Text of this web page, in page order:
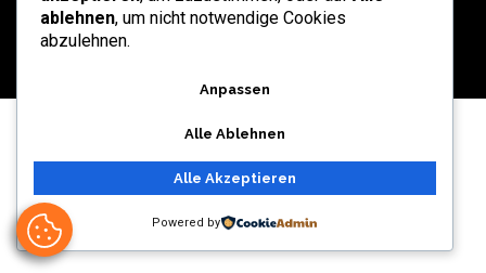
Kontakt Redaktion Rechtliche Hinweise
ablehnen, um nicht notwendige Cookies
abzulehnen.
Anpassen
Alle Ablehnen
Alle Akzeptieren
Powered by